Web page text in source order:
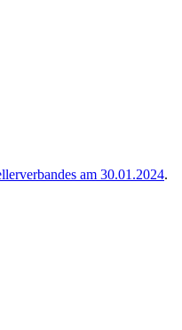
am 30.01.2024.